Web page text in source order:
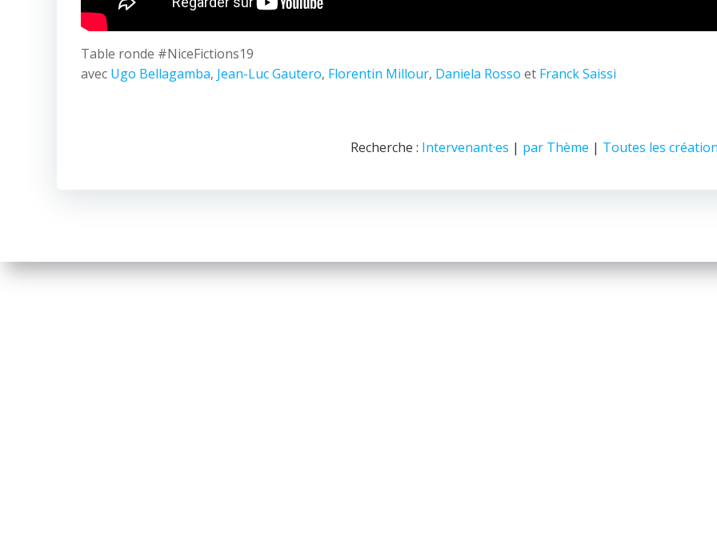
Table ronde #NiceFictions19
avec Ugo Bellagamba, Jean-Luc Gautero, Florentin Millour, Daniela Rosso et Franck Saissi
Recherche : Intervenant·es | par Thème | Toutes les